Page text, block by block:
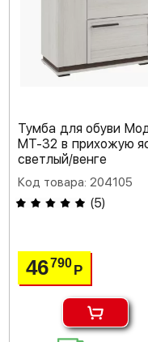
Тумба для обуви
МТ-32 в прихожую
светлый/венге
Код товара: 204105
(5)
46790Р